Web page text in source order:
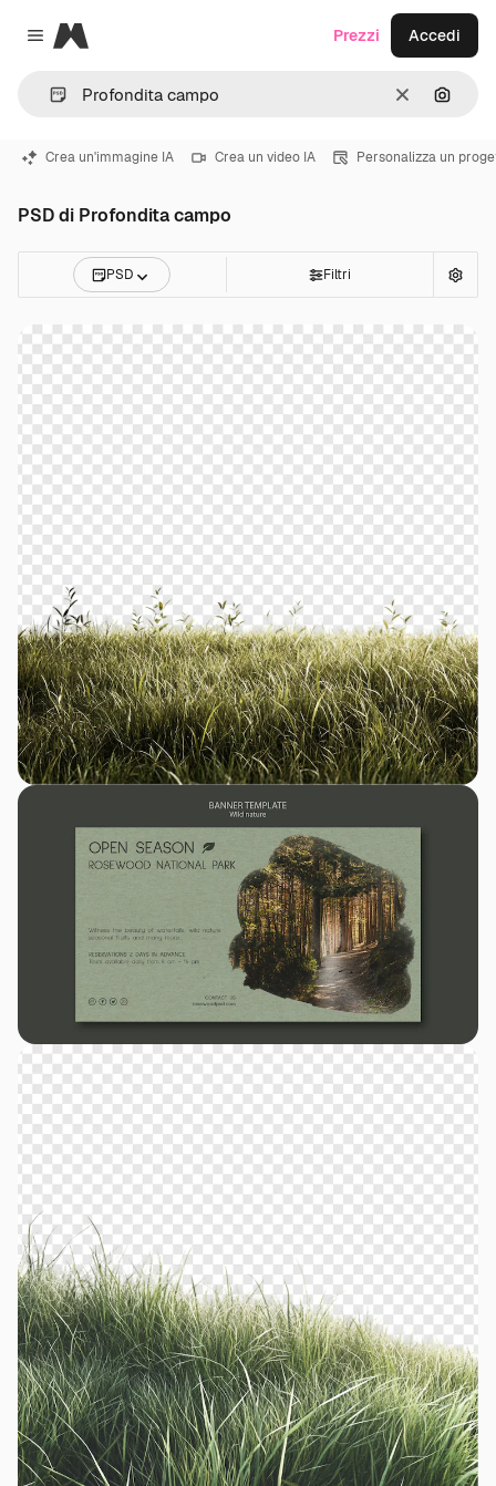
Close menu
Magnific
CancellaCerca
Prezzi Accedi
Crea un'immagine IA Crea un video IA Personalizza un
PSD di Profondita campo
PSD Filtri